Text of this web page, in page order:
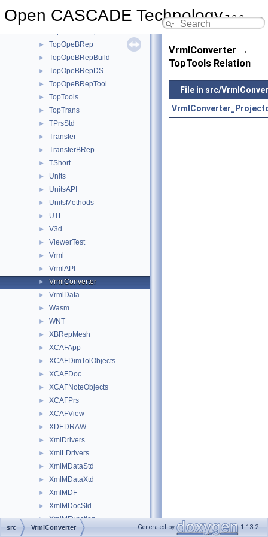
Open CASCADE Technology7.9.0
TopoDS
► TopOpeBRep
► TopOpeBRepBuild
► TopOpeBRepDS
► TopOpeBRepTool
► TopTools
► TopTrans
► TPrsStd
► Transfer
► TransferBRep
► TShort
► Units
► UnitsAPI
► UnitsMethods
► UTL
► V3d
► ViewerTest
► Vrml
► VrmlAPI
► VrmlConverter
► VrmlData
► Wasm
► WNT
► XBRepMesh
► XCAFApp
► XCAFDimTolObjects
► XCAFDoc
► XCAFNoteObjects
► XCAFPrs
► XCAFView
► XDEDRAW
► XmlDrivers
► XmlLDrivers
► XmlMDataStd
► XmlMDataXtd
► XmlMDF
► XmlMDocStd
► XmlMFunction
► XmlMNaming
VrmlConverter →
TopTools Relation
File in src/
src VrmlConverter Generated by 1.13.2